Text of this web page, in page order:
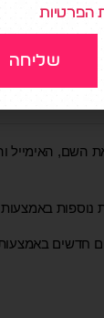
השם, האימייל
נוספות באמצעות
חדשים
הפרטיות
שליחה